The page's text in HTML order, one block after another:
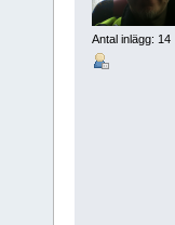
Antal inlägg: 14